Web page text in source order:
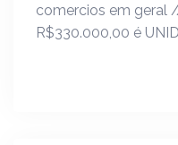
comercios em geral
R$330.000,00 é